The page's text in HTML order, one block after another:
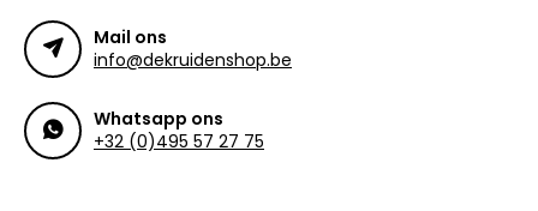
Mail ons
info@dekruidenshop.be
Whatsapp ons
+32 (0)495 57 27 75